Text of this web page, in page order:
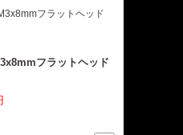
フラットヘッド